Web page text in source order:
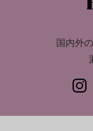
国内外